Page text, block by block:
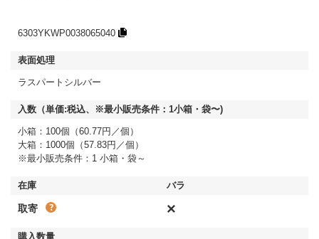
6303YKWP0038065040
ラスパートシルバー
小箱：100個（60.77円／個）
大箱：1000個（57.83円／個）
※最小販売条件：1 小箱・袋～
取寄 ×